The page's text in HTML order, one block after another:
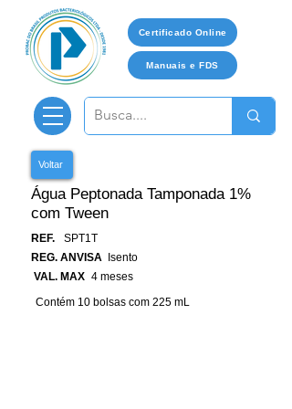
Certificado Online
Manuais e FDS
Voltar
Água Peptonada Tamponada 1%
com Tween
REF.
SPT1T
REG. ANVISA
Isento
VAL. MAX 4 meses
Contém 10 bolsas com 225 mL